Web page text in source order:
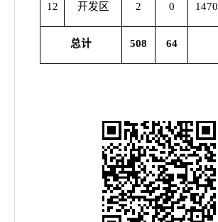
12 开发区 2 0 1470
总计 508 64